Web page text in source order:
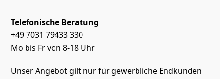
Telefonische Beratung
+49 7031 79433 330
Mo bis Fr von 8-18 Uhr
Unser Angebot gilt nur für gewerbliche Endkunden